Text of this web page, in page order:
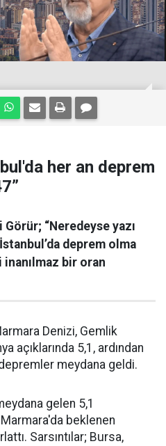
her an deprem
“Neredeyse yazı
deprem olma
bir oran
Denizi, Gemlik
açıklarında 5,1, ardından
meydana geldi.
gelen 5,1
beklenen
Sarsıntılar; Bursa,